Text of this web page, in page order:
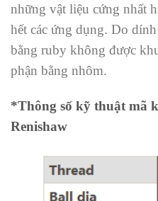
những vật liệu cứng nhất
hết các ứng dụng. Do
bằng ruby ​​không được
phận bằng nhôm.
*Thông số kỹ thuật mã
Renishaw